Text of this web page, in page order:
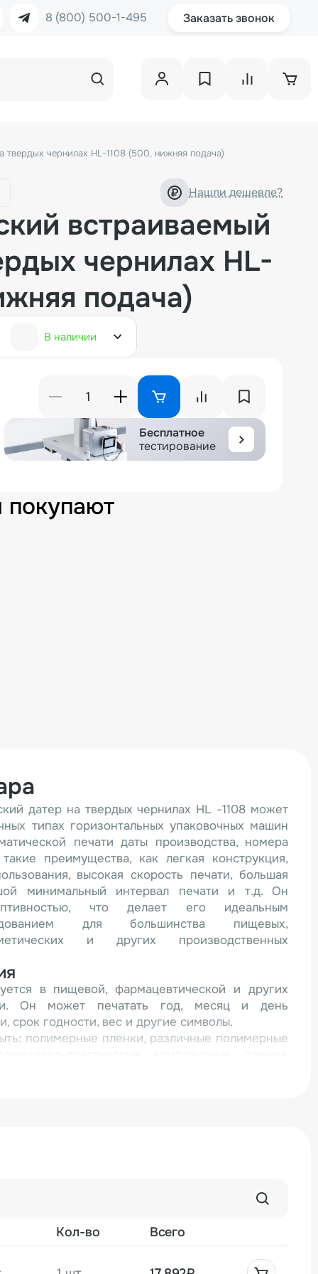
8 (800) 500-1-495 Заказать звонок
твердых чернилах HL-1108 (500, нижняя подача)
Нашли дешевле?
встраиваемый
чернилах HL-
подача)
В наличии
Бесплатное
тестирование
покупают
датер на твердых чернилах HL -1108 может
типах горизонтальных упаковочных машин
печати даты производства, номера
преимущества, как легкая конструкция,
высокая скорость печати, большая
минимальный интервал печати и т.д. Он
что делает его идеальным
для большинства пищевых,
и других производственных
в пищевой, фармацевтической и других
Он может печатать год, месяц и день
срок годности, вес и другие символы.
полимерные пленки, различные полимерные
бумага, кожа, изделия из пластмассы и т.д.
машины и простоту эксплуатации.
печати, он приводит в движение печатающий
Кол-во Всего